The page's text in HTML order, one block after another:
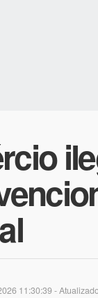
11:30:39 -